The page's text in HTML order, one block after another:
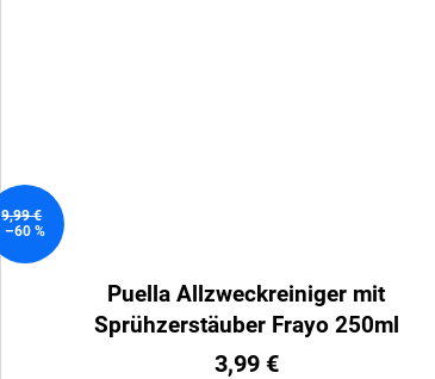
9,99 €
–60 %
Puella Allzweckreiniger mit
Sprühzerstäuber Frayo 250ml
3,99 €